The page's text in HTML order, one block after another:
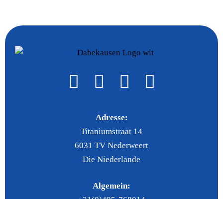
Adresse:
Titaniumstraat 14
6031 TV Nederweert
Die Niederlande
Algemein: